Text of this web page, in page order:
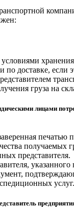
по доставке, если
груза на
лицами
печатью
получаемых
представителя.
указанного
услуг.